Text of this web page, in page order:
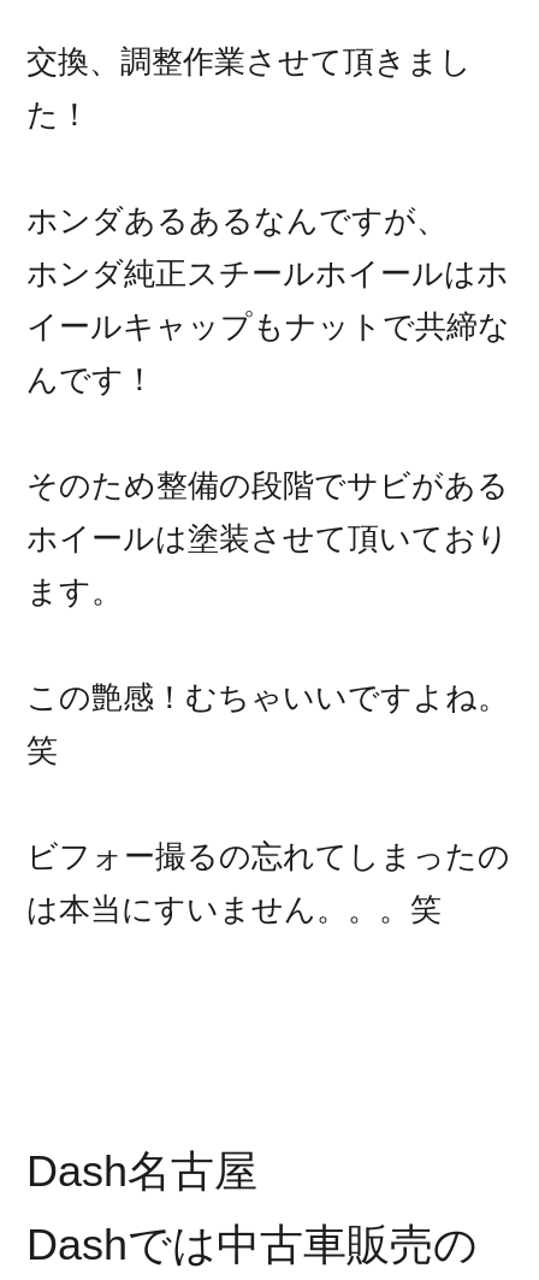
交換、調整作業させて頂きまし
た！
ホンダあるあるなんですが、
ホンダ純正スチールホイールはホ
イールキャップもナットで共締な
んです！
そのため整備の段階でサビがある
ホイールは塗装させて頂いており
ます。
この艶感！むちゃいいですよね。
笑
ビフォー撮るの忘れてしまったの
は本当にすいません。。。笑
Dash名古屋
Dashでは中古車販売の